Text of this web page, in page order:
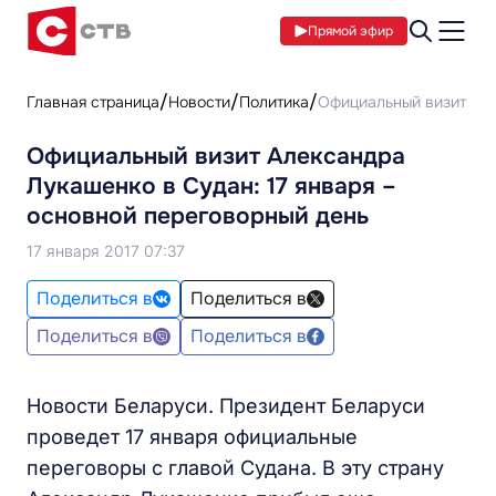
Прямой эфир
Главная страница Новости Политика Официальный визит
Официальный визит Александра
Лукашенко в Судан: 17 января –
основной переговорный день
17 января 2017 07:37
Поделиться в
Поделиться в
Поделиться в
Поделиться в
Новости Беларуси. Президент Беларуси
проведет 17 января официальные
переговоры с главой Судана. В эту страну